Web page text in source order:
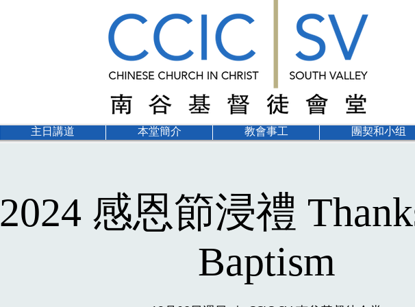
主日講道 本堂簡介 教會事工 團契和小组
2024 感恩節浸禮
Baptism